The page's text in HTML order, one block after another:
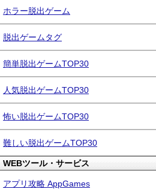
ホラー脱出ゲーム
脱出ゲームタグ
簡単脱出ゲームTOP30
人気脱出ゲームTOP30
怖い脱出ゲームTOP30
難しい脱出ゲームTOP30
WEBツール・サービス
アプリ攻略 AppGames